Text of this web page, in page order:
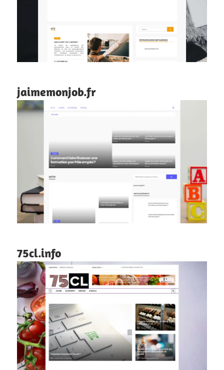
jaimemonjob.fr
75cl.info